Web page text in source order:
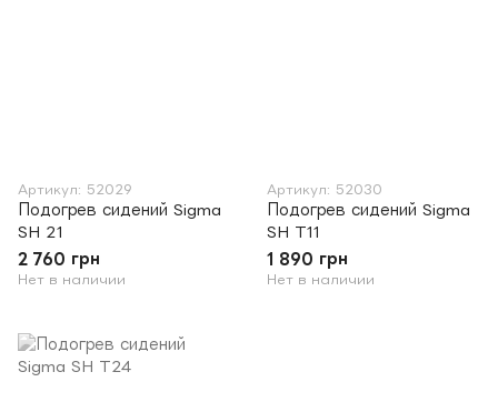
Артикул: 52029
Подогрев сидений Sigma
SH 21
2 760 грн
Нет в наличии
Артикул: 52030
Подогрев сидений Sigma
SH T11
1 890 грн
Нет в наличии